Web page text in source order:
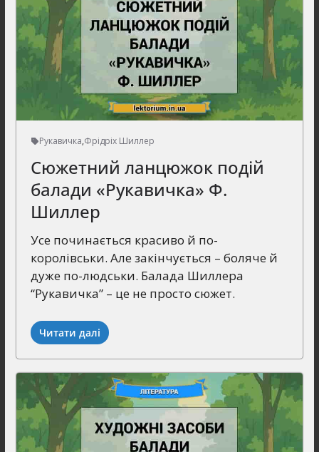
Рукавичка,Фрідріх Шиллер
Сюжетний ланцюжок подій
балади «Рукавичка» Ф.
Шиллер
Усе починається красиво й по-
королівськи. Але закінчується – боляче й
дуже по-людськи. Балада Шиллера
“Рукавичка” – це не просто сюжет.
Читати далі